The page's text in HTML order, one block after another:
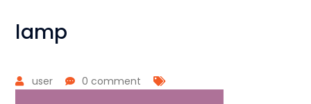
lamp
user 0 comment